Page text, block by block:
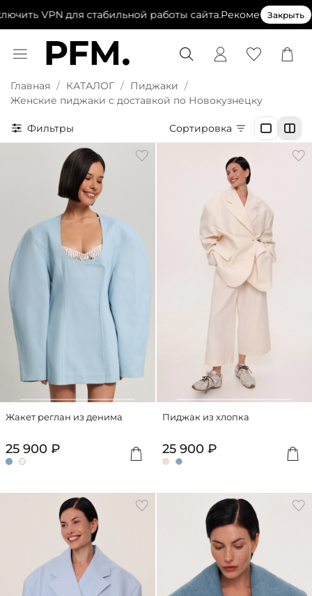
VPN для стабильной работы сайта.РекомендуемЗакрыть
Главная КАТАЛОГ
Пиджаки
Женские пиджаки с доставкой по Новокузнецку
Фильтры Сортировка
Жакет реглан из денима
25 900 ₽
Пиджак из хлопка
25 900 ₽